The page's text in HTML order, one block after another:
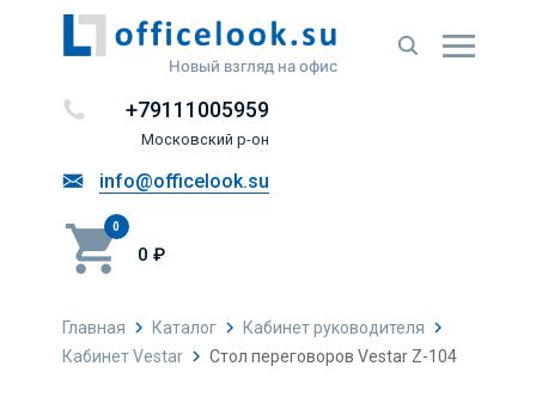
Новый взгляд на офис
+79111005959
Московский р-он
info@officelook.su
0
0 ₽
Главная Каталог
Кабинет руководителя
Кабинет Vestar
Стол переговоров Vestar Z-104